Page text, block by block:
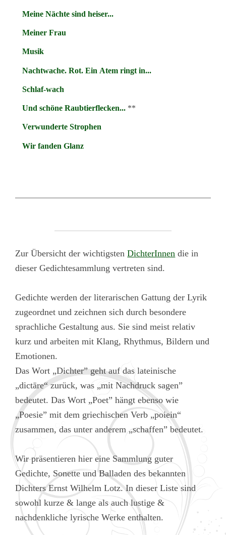
Meine Nächte sind heiser...
Meiner Frau
Musik
Nachtwache. Rot. Ein Atem ringt in...
Schlaf-wach
Und schöne Raubtierflecken...**
Verwunderte Strophen
Wir fanden Glanz
Zur Übersicht der wichtigstenDichterInnen die in
dieser Gedichtesammlung vertreten sind.
Gedichte werden der literarischen Gattung der Lyrik
zugeordnet und zeichnen sich durch besondere
sprachliche Gestaltung aus. Sie sind meist relativ
kurz und arbeiten mit Klang, Rhythmus, Bildern und
Emotionen.
Das Wort „Dichter” geht auf das lateinische
„dictāre“ zurück, was „mit Nachdruck sagen”
bedeutet. Das Wort „Poet” hängt ebenso wie
„Poesie” mit dem griechischen Verb „poiein“
zusammen, das unter anderem „schaffen” bedeutet.
Wir präsentieren hier eine Sammlung guter
Gedichte, Sonette und Balladen des bekannten
Dichters Ernst Wilhelm Lotz. In dieser Liste sind
sowohl kurze & lange als auch lustige &
nachdenkliche lyrische Werke enthalten.